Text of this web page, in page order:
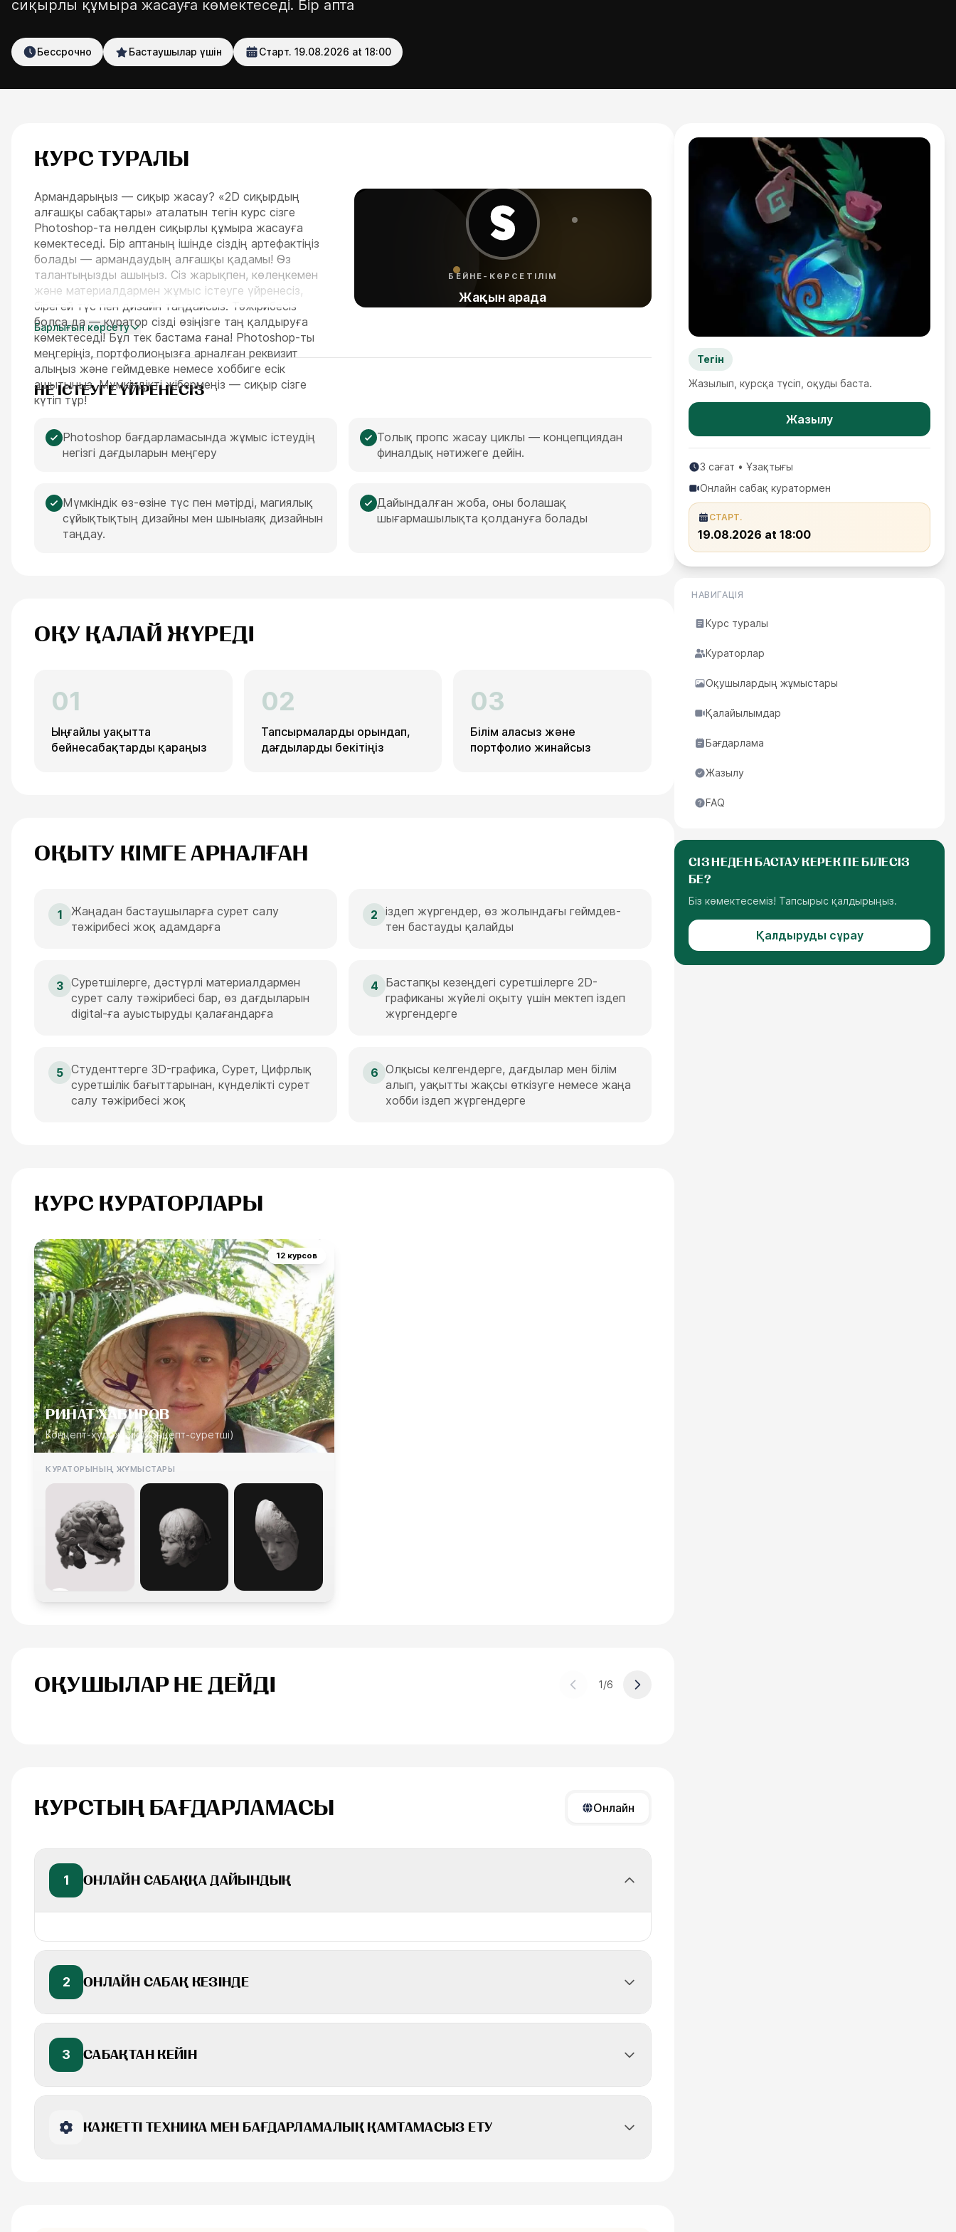
пакеттер Жаңа
ESC
сиқырлы құмыра жасауға көмектеседі. Бір апта
Бессрочно Бастаушылар үшін Старт. 19.08.2026 at 18:00
КУРС ТУРАЛЫ
Армандарыңыз — сиқыр жасау? «2D сиқырдың
алғашқы сабақтары» аталатын тегін курс сізге
Photoshop-та нөлден сиқырлы құмыра жасауға
көмектеседі. Бір аптаның ішінде сіздің артефактіңіз
болады — армандаудың алғашқы қадамы! Өз
талантыңызды ашыңыз. Сіз жарықпен, көлеңкемен
және материалдармен жұмыс істеуге үйренесіз,
бірегей түс пен дизайн таңдайсыз. Тәжірибесіз
болса да — куратор сізді өзіңізге таң қалдыруға
көмектеседі! Бұл тек бастама ғана! Photoshop-ты
меңгеріңіз, портфолиоңызға арналған реквизит
алыңыз және геймдевке немесе хоббиге есік
ашытыңыз. Мүмкіндікті жібермеңіз — сиқыр сізге
күтіп тұр!
БЕЙНЕ-КӨРСЕТІЛІМ
Жақын арада
Барлығын көрсету
НЕ ІСТЕУГЕ ҮЙРЕНЕСІЗ
Photoshop бағдарламасында жұмыс істеудің
негізгі дағдыларын меңгеру
Толық пропс жасау циклы — концепциядан
финалдық нәтижеге дейін.
Мүмкіндік өз-өзіне түс пен мәтірді, магиялық
сұйықтықтың дизайны мен шыныаяқ дизайнын
таңдау.
Дайындалған жоба, оны болашақ
шығармашылықта қолдануға болады
ОҚУ ҚАЛАЙ ЖҮРЕДІ
01
Ыңғайлы уақытта
бейнесабақтарды қараңыз
02
Тапсырмаларды орындап,
дағдыларды бекітіңіз
03
Білім аласыз және
портфолио жинайсыз
ОҚЫТУ КІМГЕ АРНАЛҒАН
1
Жаңадан бастаушыларға сурет салу
тәжірибесі жоқ адамдарға
2 іздеп жүргендер, өз жолындағы геймдев-
тен бастауды қалайды
3 Суретшілерге, дәстүрлі материалдармен
сурет салу тәжірибесі бар, өз дағдыларын
digital-ға ауыстыруды қалағандарға
4 Бастапқы кезеңдегі суретшілерге 2D-
графиканы жүйелі оқыту үшін мектеп іздеп
жүргендерге
5 Студенттерге 3D-графика, Сурет, Цифрлық
суретшілік бағыттарынан, күнделікті сурет
салу тәжірибесі жоқ
6 Олқысы келгендерге, дағдылар мен білім
алып, уақытты жақсы өткізуге немесе жаңа
хобби іздеп жүргендерге
КУРС КУРАТОРЛАРЫ
12 курсов
РИНАТ ХАБИРОВ
Концепт-художник (концепт-суретші)
КУРАТОРЫНЫҢ ЖҰМЫСТАРЫ
ОҚУШЫЛАР НЕ ДЕЙДІ 1/6
КУРСТЫҢ БАҒДАРЛАМАСЫ Онлайн
1 ОНЛАЙН САБАҚҚА ДАЙЫНДЫҚ
2 ОНЛАЙН САБАҚ КЕЗІНДЕ
3 САБАҚТАН КЕЙІН
КАЖЕТТІ ТЕХНИКА МЕН БАҒДАРЛАМАЛЫҚ ҚАМТАМАСЫЗ ЕТУ
Тегін
Жазылып, курсқа түсіп, оқуды баста.
Жазылу
3 сағат • Ұзақтығы
Онлайн сабақ куратормен
СТАРТ.
19.08.2026 at 18:00
НАВИГАЦІЯ
Курс туралы
Кураторлар
Оқушылардың жұмыстары
Қалайылымдар
Бағдарлама
Жазылу
FAQ
СІЗ НЕДЕН БАСТАУ КЕРЕК ПЕ БІЛЕСІЗ
БЕ?
Біз көмектесеміз! Тапсырыс қалдырыңыз.
Қалдыруды сұрау